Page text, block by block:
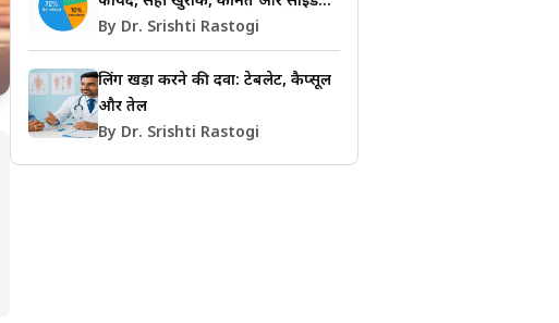
इफेक्ट्स की जानकारी
By Dr. Srishti Rastogi
लिंग खड़ा करने की दवा: टेबलेट, कैप्सूल
और तेल
By Dr. Srishti Rastogi